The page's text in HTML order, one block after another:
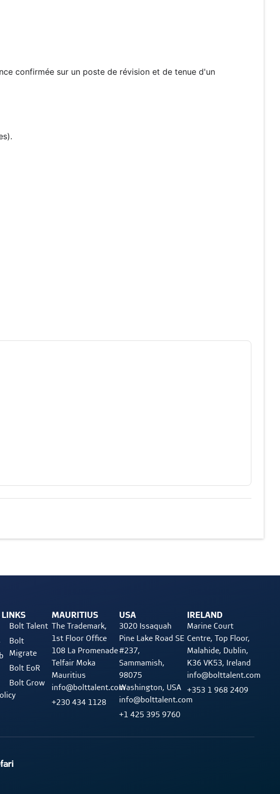
confirmée sur un poste de révision et de tenue d'un
LINKS
Bolt Talent
Bolt
Migrate
Bolt EoR
Bolt Grow
MAURITIUS
The Trademark,
1st Floor Office
108 La Promenade
Telfair Moka
Mauritius
info@bolttalent.com
+230 434 1128
USA
3020 Issaquah
Pine Lake Road SE
#237,
Sammamish,
98075
Washington, USA
info@bolttalent.com
+1 425 395 9760
IRELAND
Marine Court
Centre, Top Floor,
Malahide, Dublin,
K36 VK53, Ireland
info@bolttalent.com
+353 1 968 2409